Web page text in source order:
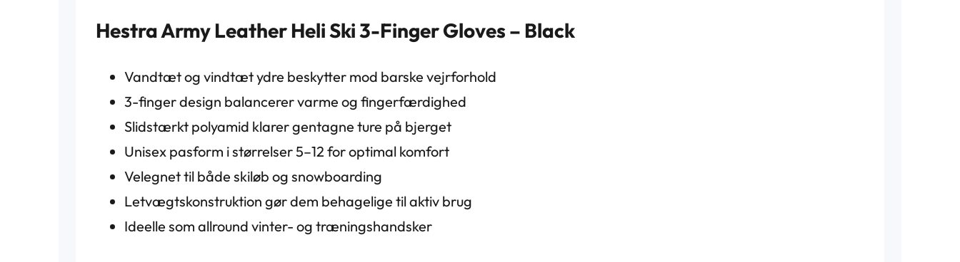
Hestra Army Leather Heli Ski 3-Finger Gloves – Black
Vandtæt og vindtæt ydre beskytter mod barske vejrforhold
3-finger design balancerer varme og fingerfærdighed
Slidstærkt polyamid klarer gentagne ture på bjerget
Unisex pasform i størrelser 5–12 for optimal komfort
Velegnet til både skiløb og snowboarding
Letvægtskonstruktion gør dem behagelige til aktiv brug
Ideelle som allround vinter- og træningshandsker